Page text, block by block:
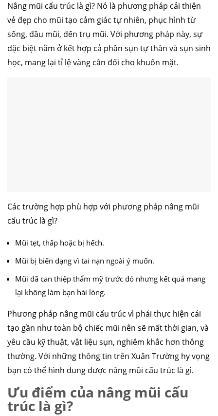
Nâng mũi cấu trúc là gì? Nó là phương pháp cải thiện
vẻ đẹp cho mũi tạo cảm giác tự nhiên, phục hình từ
sống, đầu mũi, đến trụ mũi. Với phương pháp này, sự
đặc biệt nằm ở kết hợp cả phần sụn tự thân và sụn sinh
học, mang lại tỉ lệ vàng cân đối cho khuôn mặt.
Các trường hợp phù hợp với phương pháp nâng mũi
cấu trúc là gì?
Mũi tẹt, thấp hoặc bị hếch.
Mũi bị biến dạng vì tai nạn ngoài ý muốn.
Mũi đã can thiệp thẩm mỹ trước đó nhưng kết quả mang
lại không làm bạn hài lòng.
Phương pháp nâng mũi cấu trúc vì phải thực hiện cải
tạo gần như toàn bộ chiếc mũi nên sẽ mất thời gian, và
yêu cầu kỹ thuật, vật liệu sụn, nghiêm khắc hơn thông
thường. Với những thông tin trên Xuân Trường hy vọng
bạn có thể hình dung được nâng mũi cấu trúc là gì.
Ưu điểm của nâng mũi cấu
trúc là gì?